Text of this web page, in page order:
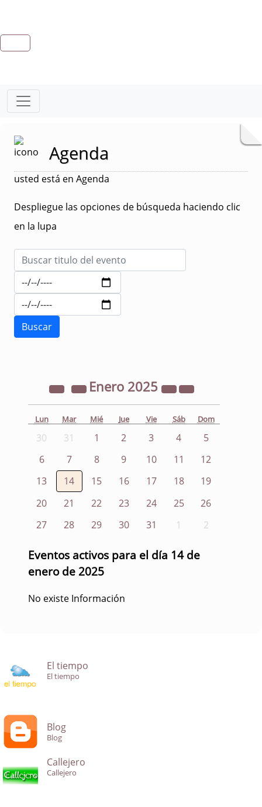
Agenda
usted está en Agenda
Despliegue las opciones de búsqueda haciendo clic
en la lupa
Enero 2025
Lun Mar Mié Jue Vie Sáb Dom
30 31 1 2 3 4
5
6
7 8 9 10 11
12
13
14 15 16 17 18
19
20
21 22 23 24 25
26
27
28 29 30 31 1 2
Eventos activos para el día 14 de
enero de 2025
No existe Información
El tiempo
El tiempo
Blog
Blog
Callejero
Callejero